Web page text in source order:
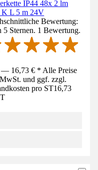
IP44 48x 2 lm
K L 5 m 24V
Bewertung:
5 Sternen. 1 Bewertung.
— 16,73 € * Alle Preise
und ggf. zzgl.
pro ST16,73